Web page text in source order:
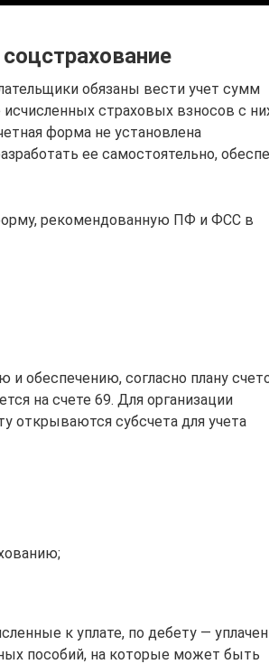
обязаны вести учет сумм
страховых взносов с
форма не установлена
ее самостоятельно,
рекомендованную ПФ и ФСС в
и обеспечению, согласно плану
на счете 69. Для организации
открываются субсчета для учета
к уплате, по дебету —
пособий, на которые может быть